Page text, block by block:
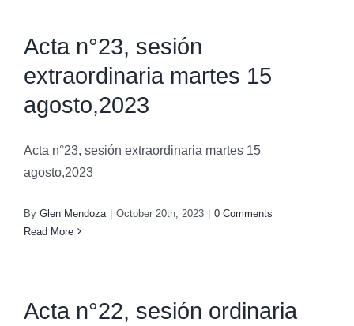
Acta n°23, sesión
extraordinaria martes 15
agosto,2023
Acta n°23, sesión extraordinaria martes 15
agosto,2023
By Glen Mendoza October 20th, 2023
0 Comments
Read More
Acta n°22, sesión ordinaria